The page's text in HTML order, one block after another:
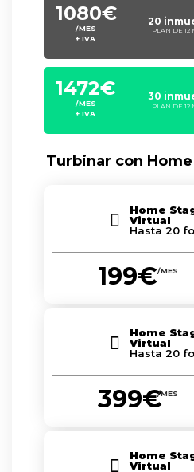
1080€
/MES
+ IVA
20
PLAN DE 12
1472€
/MES
+ IVA
30
PLAN DE 12
Turbinar con
Home
Virtual
Hasta 20
199€/MES
Home
Virtual
Hasta 20
399€/MES
Home
Virtual